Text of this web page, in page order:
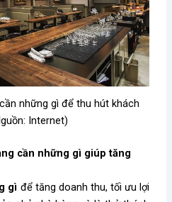
những gì để thu hút khách
Internet)
cần những gì giúp tăng
gì để tăng doanh thu, tối ưu lợi